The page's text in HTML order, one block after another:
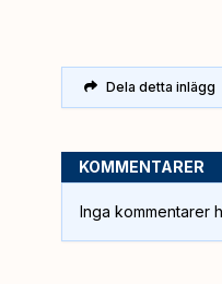
Dela detta inlägg
KOMMENTARER
Inga kommentarer